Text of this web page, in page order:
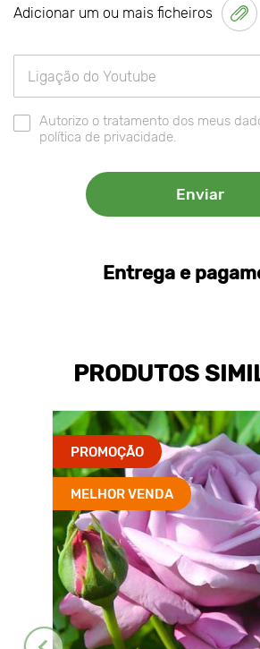
Adicionar um ou mais ficheiros
Autorizo o tratamento dos meus
política de privacidade.
Entrega e
PRODUTOS
PROMOÇÃO
MELHOR VENDA